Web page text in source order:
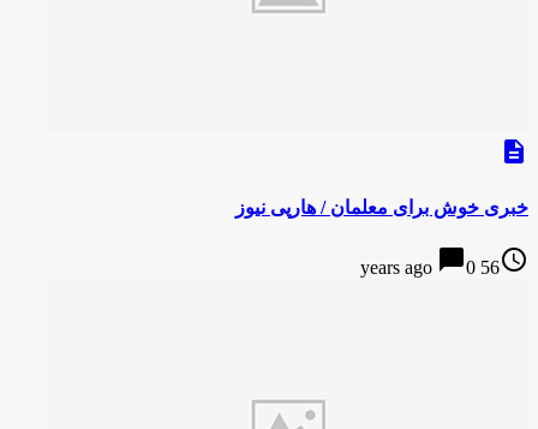
description
خبری خوش برای معلمان / هارپی نیوز
access_time
56 years ago
chat_bubble0